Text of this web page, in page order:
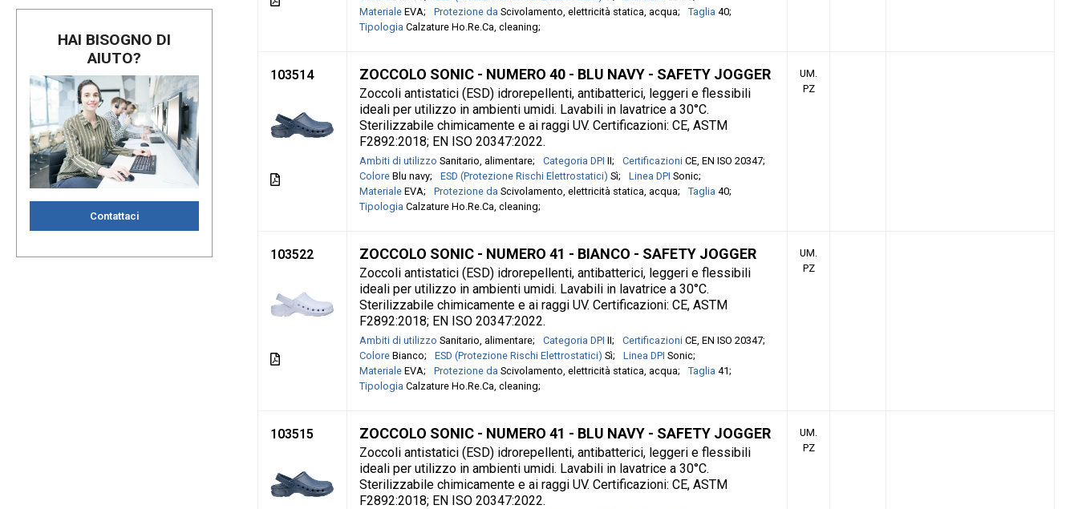
HAI BISOGNO DI
AIUTO?
Contattaci
Materiale EVA Protezione da Scivolamento, elettricità statica, acqua Taglia 40
Tipologia Calzature Ho.Re.Ca, cleaning
103514 ZOCCOLO SONIC - NUMERO 40 - BLU NAVY - SAFETY JOGGER
Zoccoli antistatici (ESD) idrorepellenti, antibatterici, leggeri e flessibili
ideali per utilizzo in ambienti umidi. Lavabili in lavatrice a 30°C.
Sterilizzabile chimicamente e ai raggi UV. Certificazioni: CE, ASTM
F2892:2018; EN ISO 20347:2022.
Ambiti di utilizzo Sanitario, alimentare Categoria DPI II Certificazioni CE, EN ISO 20347
Colore Blu navy ESD (Protezione Rischi Elettrostatici) Sì Linea DPI Sonic
Materiale EVA Protezione da Scivolamento, elettricità statica, acqua Taglia 40
Tipologia Calzature Ho.Re.Ca, cleaning
UM.
PZ
103522 ZOCCOLO SONIC - NUMERO 41 - BIANCO - SAFETY JOGGER
Zoccoli antistatici (ESD) idrorepellenti, antibatterici, leggeri e flessibili
ideali per utilizzo in ambienti umidi. Lavabili in lavatrice a 30°C.
Sterilizzabile chimicamente e ai raggi UV. Certificazioni: CE, ASTM
F2892:2018; EN ISO 20347:2022.
Ambiti di utilizzo Sanitario, alimentare Categoria DPI II Certificazioni CE, EN ISO 20347
Colore Bianco ESD (Protezione Rischi Elettrostatici) Sì Linea DPI Sonic
Materiale EVA Protezione da Scivolamento, elettricità statica, acqua Taglia 41
Tipologia Calzature Ho.Re.Ca, cleaning
UM.
PZ
103515 ZOCCOLO SONIC - NUMERO 41 - BLU NAVY - SAFETY JOGGER
Zoccoli antistatici (ESD) idrorepellenti, antibatterici, leggeri e flessibili
ideali per utilizzo in ambienti umidi. Lavabili in lavatrice a 30°C.
Sterilizzabile chimicamente e ai raggi UV. Certificazioni: CE, ASTM
F2892:2018; EN ISO 20347:2022.
UM.
PZ